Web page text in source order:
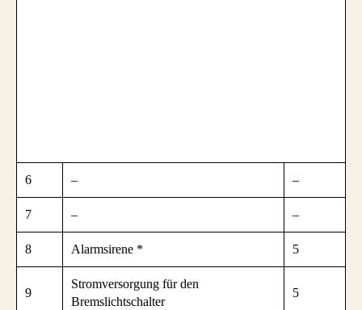
6 – –
7 – –
8 Alarmsirene * 5
9
Stromversorgung für den
Bremslichtschalter
5